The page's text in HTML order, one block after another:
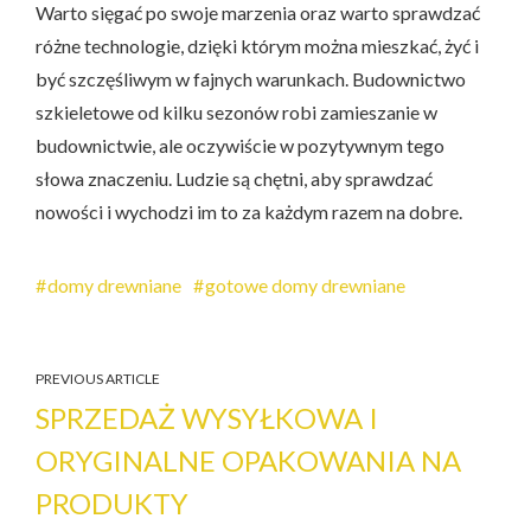
Warto sięgać po swoje marzenia oraz warto sprawdzać
różne technologie, dzięki którym można mieszkać, żyć i
być szczęśliwym w fajnych warunkach. Budownictwo
szkieletowe od kilku sezonów robi zamieszanie w
budownictwie, ale oczywiście w pozytywnym tego
słowa znaczeniu. Ludzie są chętni, aby sprawdzać
nowości i wychodzi im to za każdym razem na dobre.
domy drewniane gotowe domy drewniane
PREVIOUS ARTICLE
SPRZEDAŻ WYSYŁKOWA I
ORYGINALNE OPAKOWANIA NA
PRODUKTY